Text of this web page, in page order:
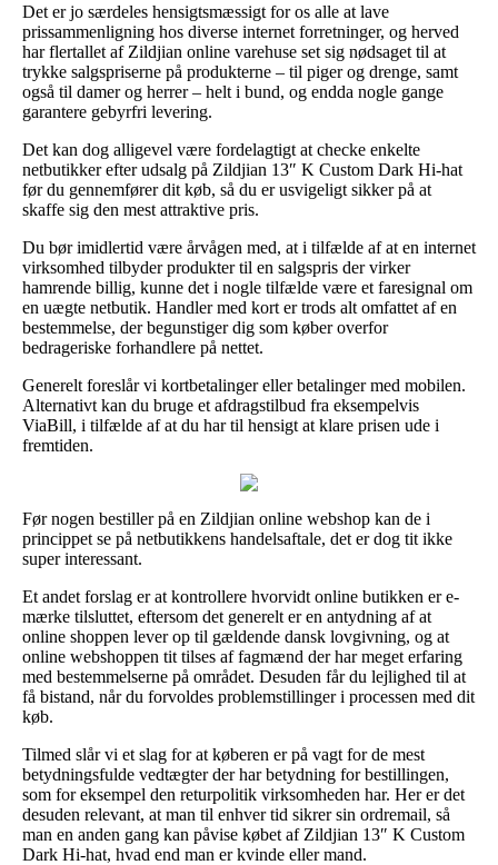
Det er jo særdeles hensigtsmæssigt for os alle at lave
prissammenligning hos diverse internet forretninger, og herved
har flertallet af Zildjian online varehuse set sig nødsaget til at
trykke salgspriserne på produkterne – til piger og drenge, samt
også til damer og herrer – helt i bund, og endda nogle gange
garantere gebyrfri levering.
Det kan dog alligevel være fordelagtigt at checke enkelte
netbutikker efter udsalg på Zildjian 13″ K Custom Dark Hi-hat
før du gennemfører dit køb, så du er usvigeligt sikker på at
skaffe sig den mest attraktive pris.
Du bør imidlertid være årvågen med, at i tilfælde af at en internet
virksomhed tilbyder produkter til en salgspris der virker
hamrende billig, kunne det i nogle tilfælde være et faresignal om
en uægte netbutik. Handler med kort er trods alt omfattet af en
bestemmelse, der begunstiger dig som køber overfor
bedrageriske forhandlere på nettet.
Generelt foreslår vi kortbetalinger eller betalinger med mobilen.
Alternativt kan du bruge et afdragstilbud fra eksempelvis
ViaBill, i tilfælde af at du har til hensigt at klare prisen ude i
fremtiden.
Før nogen bestiller på en Zildjian online webshop kan de i
princippet se på netbutikkens handelsaftale, det er dog tit ikke
super interessant.
Et andet forslag er at kontrollere hvorvidt online butikken er e-
mærke tilsluttet, eftersom det generelt er en antydning af at
online shoppen lever op til gældende dansk lovgivning, og at
online webshoppen tit tilses af fagmænd der har meget erfaring
med bestemmelserne på området. Desuden får du lejlighed til at
få bistand, når du forvoldes problemstillinger i processen med dit
køb.
Tilmed slår vi et slag for at køberen er på vagt for de mest
betydningsfulde vedtægter der har betydning for bestillingen,
som for eksempel den returpolitik virksomheden har. Her er det
desuden relevant, at man til enhver tid sikrer sin ordremail, så
man en anden gang kan påvise købet af Zildjian 13″ K Custom
Dark Hi-hat, hvad end man er kvinde eller mand.